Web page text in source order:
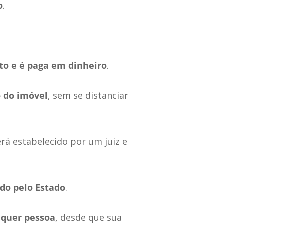
.
e é paga em dinheiro.
do imóvel, sem se distanciar
estabelecido por um juiz e
pelo Estado.
pessoa, desde que sua